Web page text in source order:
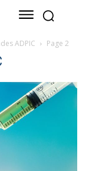
ADPIC Page 2